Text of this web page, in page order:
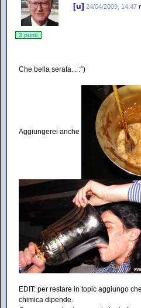
[u] 24/04/2009, 14:47
3 punti
Che bella serata... :°)
Aggiungerei anche
EDIT: per restare in topic aggiungo
chimica dipende.